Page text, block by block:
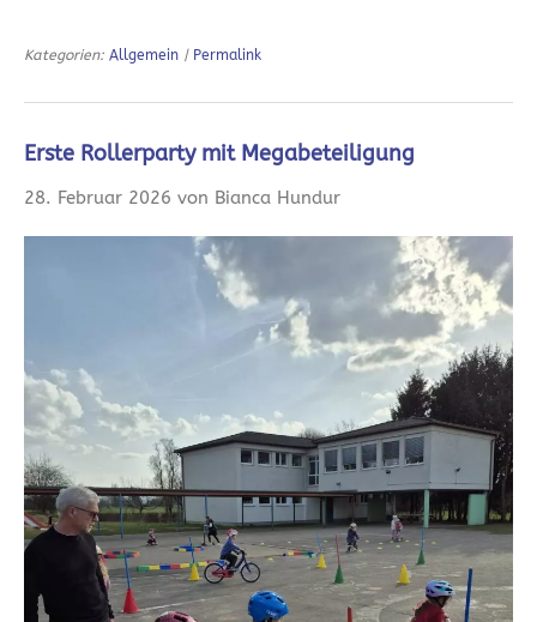
Kategorien: Allgemein | Permalink
Erste Rollerparty mit Megabeteiligung
28. Februar 2026 von Bianca Hundur